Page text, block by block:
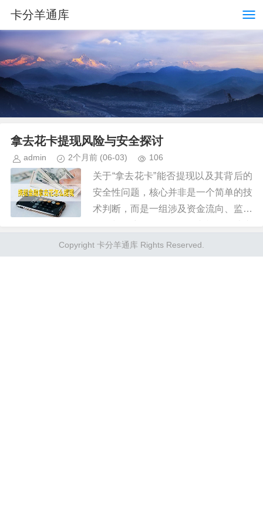
卡分羊通库
拿去花卡提现风险与安全探讨
admin 2个月前 (06-03) 106
关于“拿去花卡”能否提现以及其背后的
安全性问题，核心并非是一个简单的技
术判断，而是一组涉及资金流向、监管
业的角度看，此类卡的提现可行性是受
限于其发行方设置的资金属性和...
Copyright 卡分羊通库 Rights Reserved.